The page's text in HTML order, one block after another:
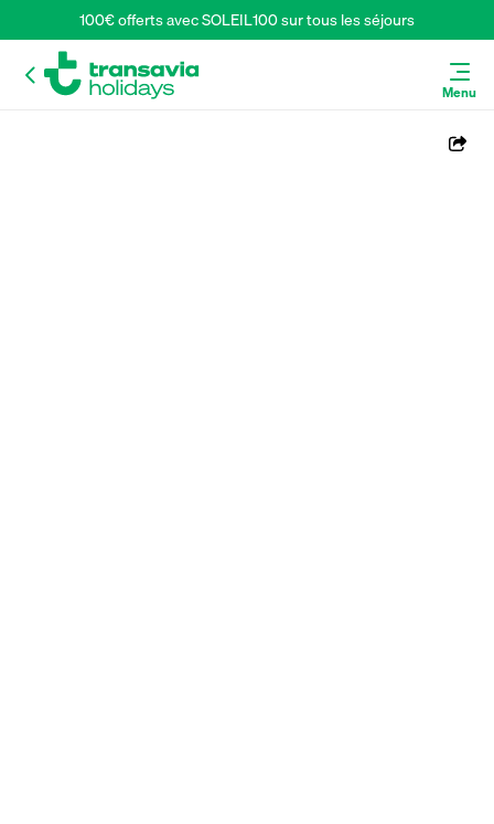
100€ offerts avec SOLEIL100 sur tous les séjours
Menu